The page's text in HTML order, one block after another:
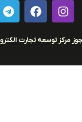
توسعه تجارت الکترونیکی: